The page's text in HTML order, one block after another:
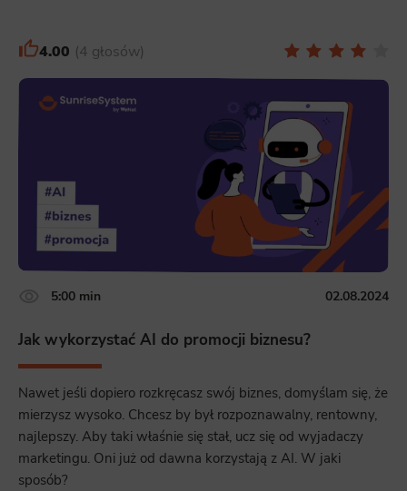
4.00 4 głosów
5:00 min 02.08.2024
Jak wykorzystać AI do promocji biznesu?
Nawet jeśli dopiero rozkręcasz swój biznes, domyślam się, że
mierzysz wysoko. Chcesz by był rozpoznawalny, rentowny,
najlepszy. Aby taki właśnie się stał, ucz się od wyjadaczy
marketingu. Oni już od dawna korzystają z AI. W jaki
sposób?